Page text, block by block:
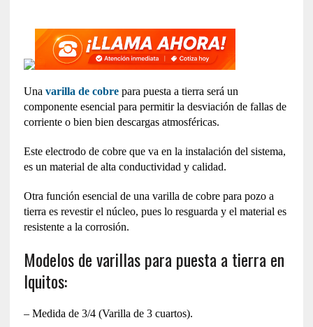
Una varilla de cobrepara puesta a tierra será un
componente esencial para permitir la desviación de fallas de
corriente o bien bien descargas atmosféricas.
Este electrodo de cobre que va en la instalación del sistema,
es un material de alta conductividad y calidad.
Otra función esencial de una varilla de cobre para pozo a
tierra es revestir el núcleo, pues lo resguarda y el material es
resistente a la corrosión.
Modelos de varillas para puesta a tierra en
Iquitos:
– Medida de 3/4 (Varilla de 3 cuartos).